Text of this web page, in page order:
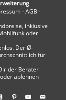
-AGB -
inklusive
oder
Der Ø-
für
der Berater
ablehnen